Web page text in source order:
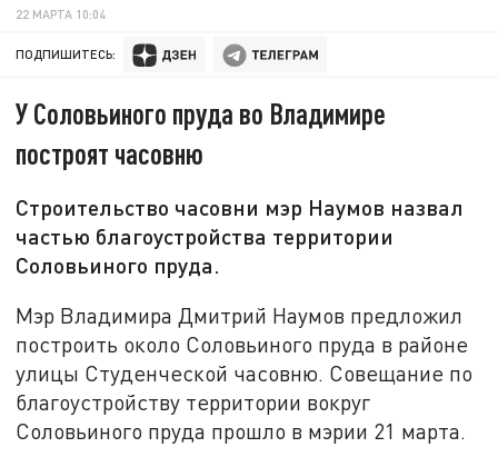
22 МАРТА 10:04
ПОДПИШИТЕСЬ:
У Соловьиного пруда во Владимире
построят часовню
Строительство часовни мэр Наумов назвал
частью благоустройства территории
Соловьиного пруда.
Мэр Владимира Дмитрий Наумов предложил
построить около Соловьиного пруда в районе
улицы Студенческой часовню. Совещание по
благоустройству территории вокруг
Соловьиного пруда прошло в мэрии 21 марта.